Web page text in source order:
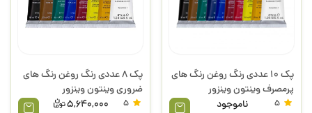
پک 10 عددی رنگ روغن رنگ های
پرمصرف وینتون وینزور
ناموجود
پک 8 عددی رنگ روغن رنگ های
ضروری وینتون وینزور
5,640,000